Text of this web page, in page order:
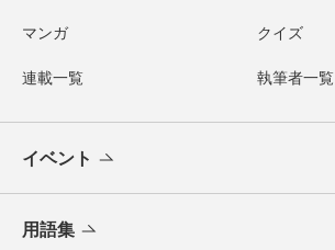
マンガ クイズ
連載一覧 執筆者一覧
イベント
用語集